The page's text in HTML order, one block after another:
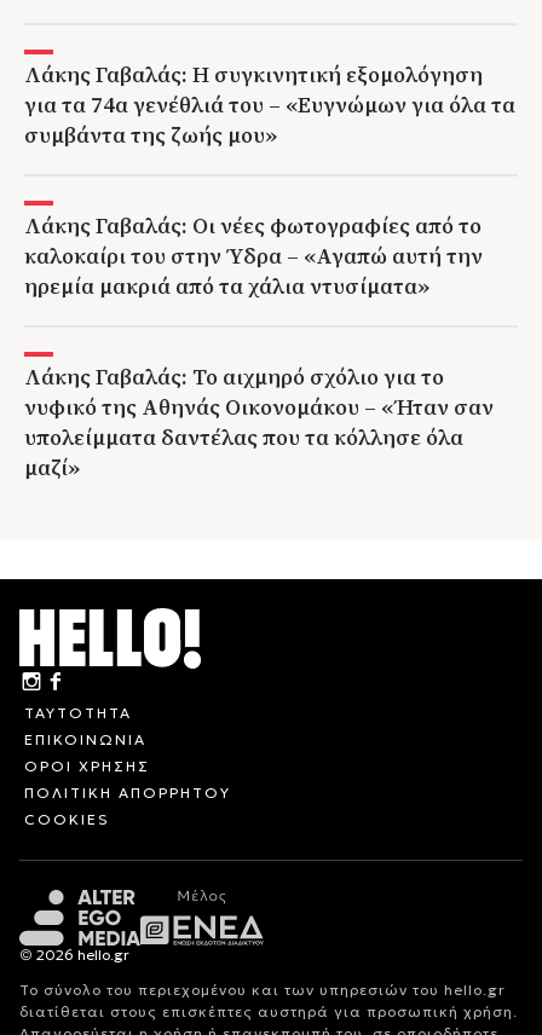
Λάκης Γαβαλάς: Η συγκινητική εξομολόγηση
για τα 74α γενέθλιά του – «Ευγνώμων για όλα τα
συμβάντα της ζωής μου»
Λάκης Γαβαλάς: Οι νέες φωτογραφίες από το
καλοκαίρι του στην Ύδρα – «Αγαπώ αυτή την
ηρεμία μακριά από τα χάλια ντυσίματα»
Λάκης Γαβαλάς: Το αιχμηρό σχόλιο για το
νυφικό της Αθηνάς Οικονομάκου – «Ήταν σαν
υπολείμματα δαντέλας που τα κόλλησε όλα
μαζί»
ΤΑΥΤΟΤΗΤΑ
ΕΠΙΚΟΙΝΩΝΙΑ
ΟΡΟΙ ΧΡΗΣΗΣ
ΠΟΛΙΤΙΚΗ ΑΠΟΡΡΗΤΟΥ
COOKIES
© 2026 hello.gr
Το σύνολο του περιεχομένου και των υπηρεσιών του hello.gr
διατίθεται στους επισκέπτες αυστηρά για προσωπική χρήση.